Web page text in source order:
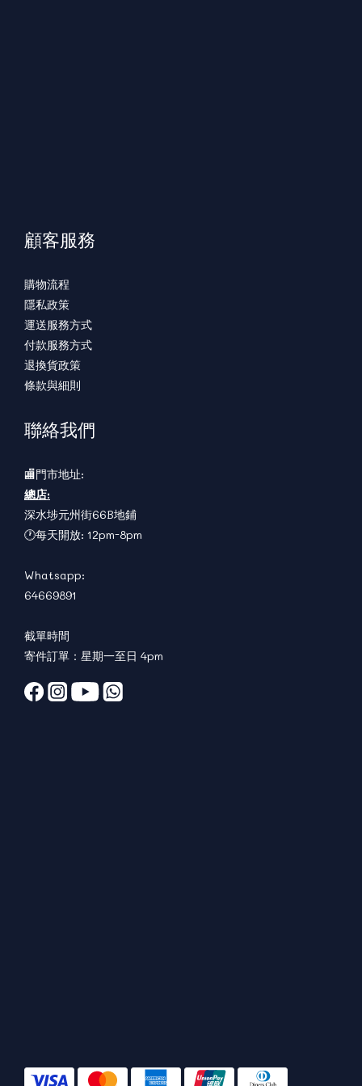
顧客服務
購物流程
隱私政策
運送服務方式
付款服務方式
退換貨政策
條款與細則
聯絡我們
🏬門市地址:
總店:
深水埗元州街66B地鋪
🕐每天開放: 12pm-8pm
Whatsapp:
64669891
截單時間
寄件訂單：星期一至日 4pm